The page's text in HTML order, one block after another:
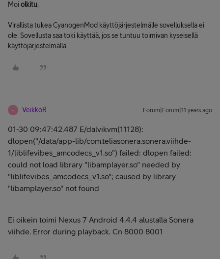
Moiolkitu,
Virallista tukea CyanogenMod käyttöjärjestelmälle sovelluksella ei
ole. Sovellusta saa toki käyttää, jos se tuntuu toimivan kyseisellä
käyttöjärjestelmällä.
V VeikkoR Forum|Forum|11 years ago
01-30 09:47:42.487 E/dalvikvm(11128):
dlopen("/data/app-lib/com.teliasonera.sonera.viihde-
1/liblifevibes_amcodecs_v1.so") failed: dlopen failed:
could not load library "libamplayer.so" needed by
"liblifevibes_amcodecs_v1.so"; caused by library
"libamplayer.so" not found
Ei oikein toimi Nexus 7 Android 4.4.4 alustalla Sonera
viihde. Error during playback. Cn 8000 8001